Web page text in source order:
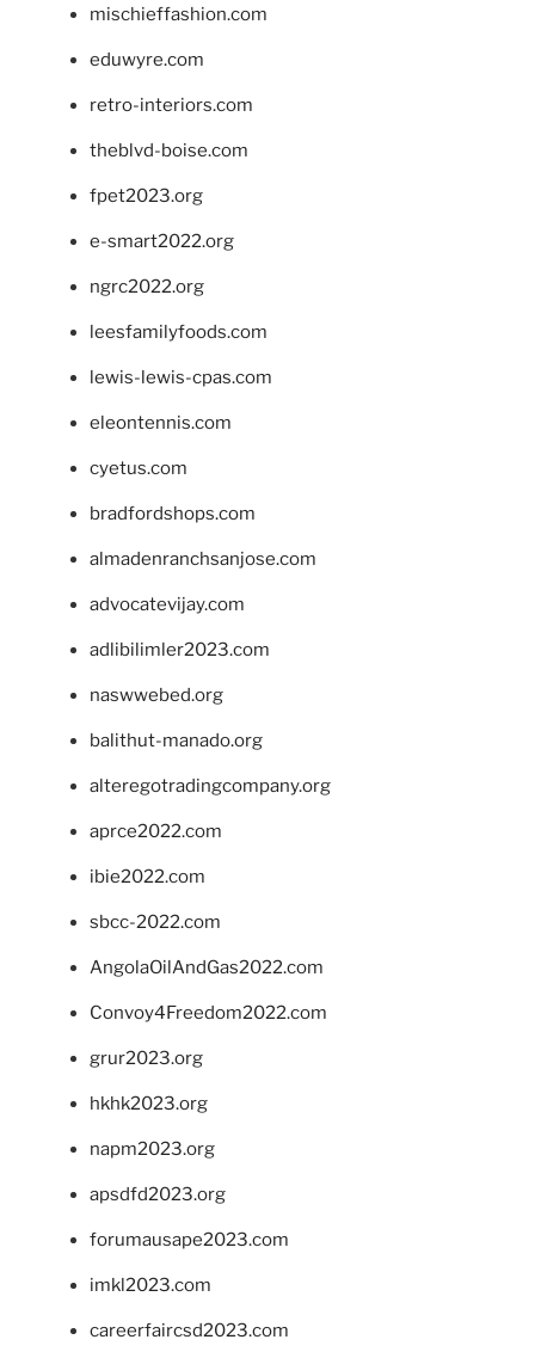
mischieffashion.com
eduwyre.com
retro-interiors.com
theblvd-boise.com
fpet2023.org
e-smart2022.org
ngrc2022.org
leesfamilyfoods.com
lewis-lewis-cpas.com
eleontennis.com
cyetus.com
bradfordshops.com
almadenranchsanjose.com
advocatevijay.com
adlibilimler2023.com
naswwebed.org
balithut-manado.org
alteregotradingcompany.org
aprce2022.com
ibie2022.com
sbcc-2022.com
AngolaOilAndGas2022.com
Convoy4Freedom2022.com
grur2023.org
hkhk2023.org
napm2023.org
apsdfd2023.org
forumausape2023.com
imkl2023.com
careerfaircsd2023.com